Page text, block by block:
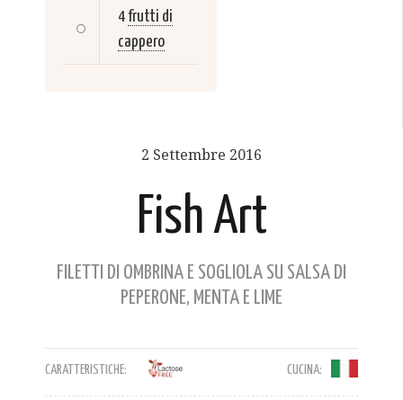
4frutti di
cappero
2 Settembre 2016
Fish Art
FILETTI DI OMBRINA E SOGLIOLA SU SALSA DI
PEPERONE, MENTA E LIME
CARATTERISTICHE: CUCINA: